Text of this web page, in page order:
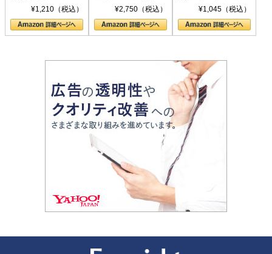
シリーズ)¥1,210（税込）
〈ヤヌス〉の二つ
の顔
¥2,750（税込）
ル新書)¥1,045（税込）